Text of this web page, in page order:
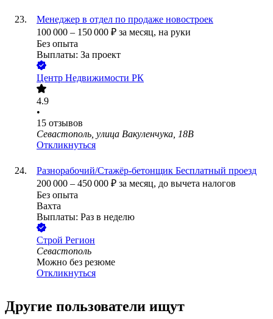
Менеджер в отдел по продаже новостроек
100 000 – 150 000 ₽ за месяц, на руки
Без опыта
Выплаты: За проект
Центр Недвижимости РК
4.9
•
15 отзывов
Севастополь, улица Вакуленчука, 18В
Откликнуться
Разнорабочий/Стажёр-бетонщик Бесплатный проезд
200 000 – 450 000 ₽ за месяц, до вычета налогов
Без опыта
Вахта
Выплаты: Раз в неделю
Строй Регион
Севастополь
Можно без резюме
Откликнуться
Другие пользователи ищут